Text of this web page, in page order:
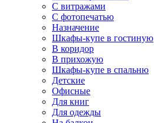
С витражами
С фотопечатью
Назначение
Шкафы-купе в гостиную
В коридор
В прихожую
Шкафы-купе в спальню
Детские
Офисные
Для книг
Для одежды